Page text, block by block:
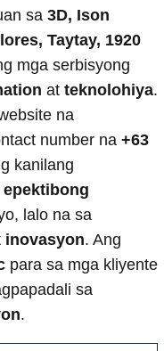
sa 3D, Ison
Taytay, 1920
mga serbisyong
at teknolohiya.
na
number na +63
kanilang
epektibong
lalo na sa
inovasyon. Ang
para sa mga kliyente
sa
.